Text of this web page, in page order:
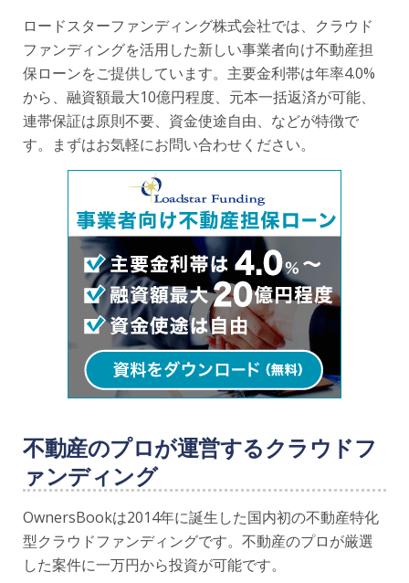
ロードスターファンディング株式会社では、クラウド
ファンディングを活用した新しい事業者向け不動産担
保ローンをご提供しています。主要金利帯は年率4.0%
から、融資額最大10億円程度、元本一括返済が可能、
連帯保証は原則不要、資金使途自由、などが特徴で
す。まずはお気軽にお問い合わせください。
不動産のプロが運営するクラウドフ
ァンディング
OwnersBookは2014年に誕生した国内初の不動産特化
型クラウドファンディングです。不動産のプロが厳選
した案件に一万円から投資が可能です。